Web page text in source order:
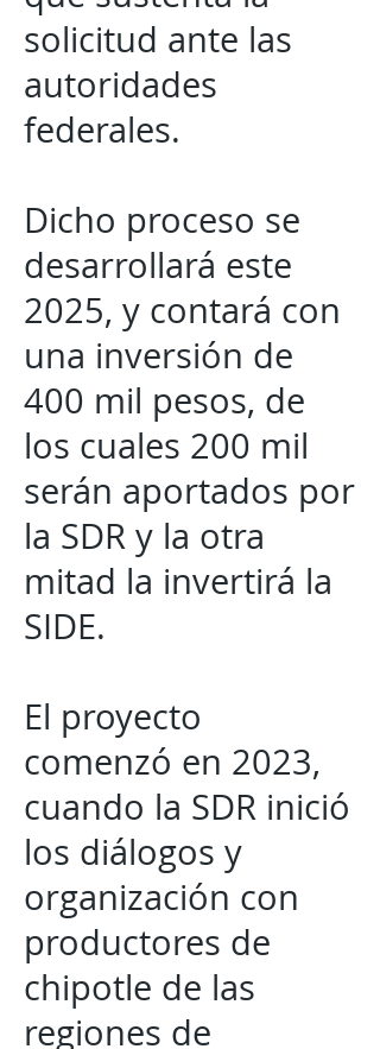
solicitud ante las
autoridades
federales.
Dicho proceso se
desarrollará este
2025, y contará con
una inversión de
400 mil pesos, de
los cuales 200 mil
serán aportados por
la SDR y la otra
mitad la invertirá la
SIDE.
El proyecto
comenzó en 2023,
cuando la SDR inició
los diálogos y
organización con
productores de
chipotle de las
regiones de